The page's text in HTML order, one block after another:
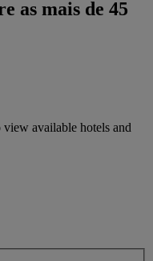
as mais de 45
available hotels and